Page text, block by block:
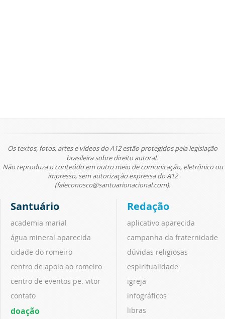
Os textos, fotos, artes e vídeos do A12 estão protegidos pela legislação
brasileira sobre direito autoral.
Não reproduza o conteúdo em outro meio de comunicação, eletrônico ou
impresso, sem autorização expressa do A12
(faleconosco@santuarionacional.com).
Santuário
academia marial
água mineral aparecida
cidade do romeiro
centro de apoio ao romeiro
centro de eventos pe. vitor
contato
doação
Redação
aplicativo aparecida
campanha da fraternidade
dúvidas religiosas
espiritualidade
igreja
infográficos
libras